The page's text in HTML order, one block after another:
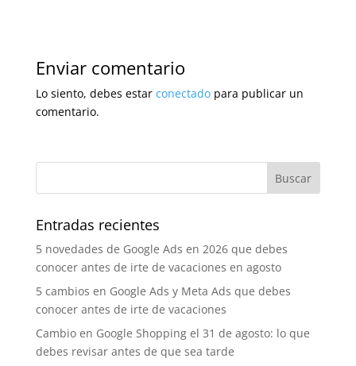
Enviar comentario
Lo siento, debes estar conectadopara publicar un
comentario.
Entradas recientes
5 novedades de Google Ads en 2026 que debes
conocer antes de irte de vacaciones en agosto
5 cambios en Google Ads y Meta Ads que debes
conocer antes de irte de vacaciones
Cambio en Google Shopping el 31 de agosto: lo que
debes revisar antes de que sea tarde